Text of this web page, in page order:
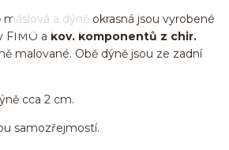
a dýně okrasná jsou vyrobené
FIMO a kov. komponentů z chir.
malované. Obě dýně jsou ze zadní
cca 2 cm.
samozřejmostí.